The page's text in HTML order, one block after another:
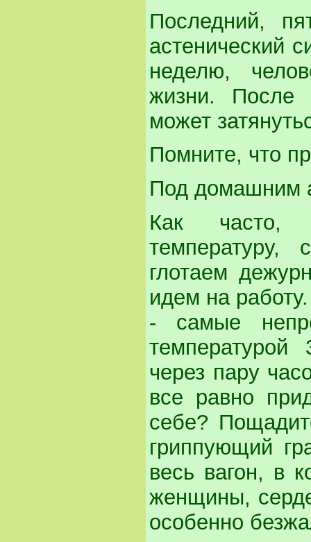
Последний,
астенический
неделю,
жизни. После
может
Помните, что
Под домашним
Как часто,
глотаем
идем на
- самые
через пару
все равно
себе?
гриппующий
весь вагон, в
женщины,
особенно